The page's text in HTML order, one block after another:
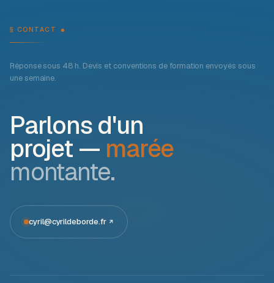
§ CONTACT
Réponse sous 48 h. Devis et conventions de formation envoyés sous
une semaine.
Parlons d'un
projet — marée
montante.
cyril@cyrildeborde.fr